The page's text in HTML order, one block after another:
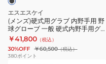
Staff
DUAL
ス
タ
ッ
内
野
手
用
野
エスエスケイ
(メンズ)硬式用グラブ 内野手用 野
球グローブ 一般 硬式内野手用グ
ラブ プロエッジ proedge
PEK84424F2-9048-L
￥41,800 （税込）
30%OFF ￥60,500（税込）
380ポイント